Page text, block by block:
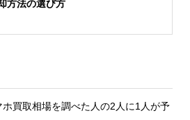
方法の選び方
ホ買取相場を調べた人の2人に1人が予